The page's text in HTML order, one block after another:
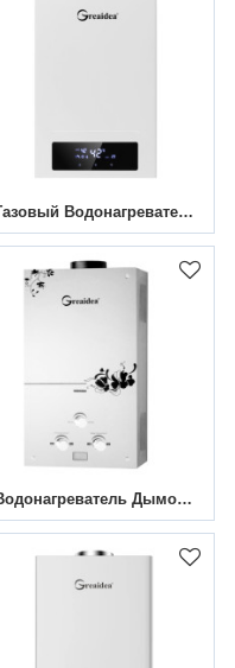
Газовый Водонагреватель Постоянной Температуры JSQ-CT3
Водонагреватель Дымового Газа JSD-G5